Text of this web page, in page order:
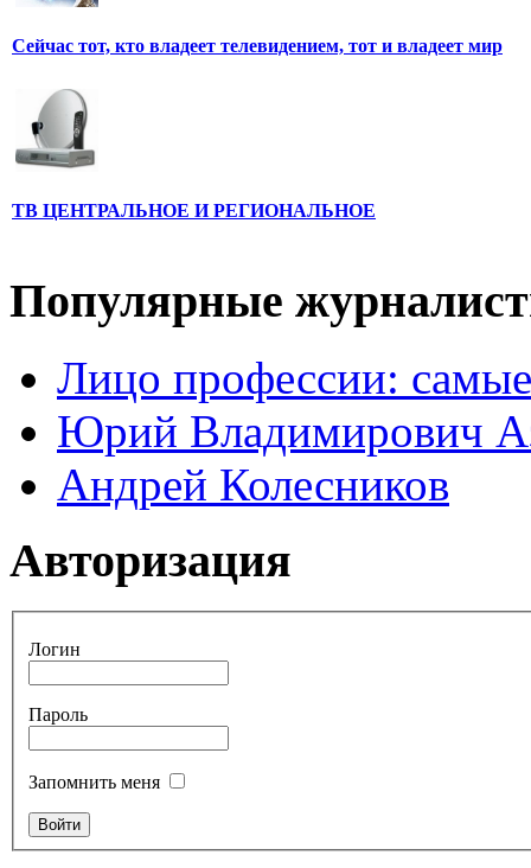
Сейчас тот, кто владеет телевидением, тот и владеет мир
ТВ ЦЕНТРАЛЬНОЕ И РЕГИОНАЛЬНОЕ
Популярные
Лицо профессии:
Юрий Владимирович
Андрей Колесников
Авторизация
Логин
Пароль
Запомнить меня